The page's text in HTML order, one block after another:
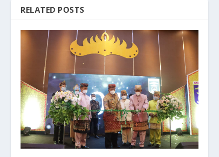
RELATED POSTS